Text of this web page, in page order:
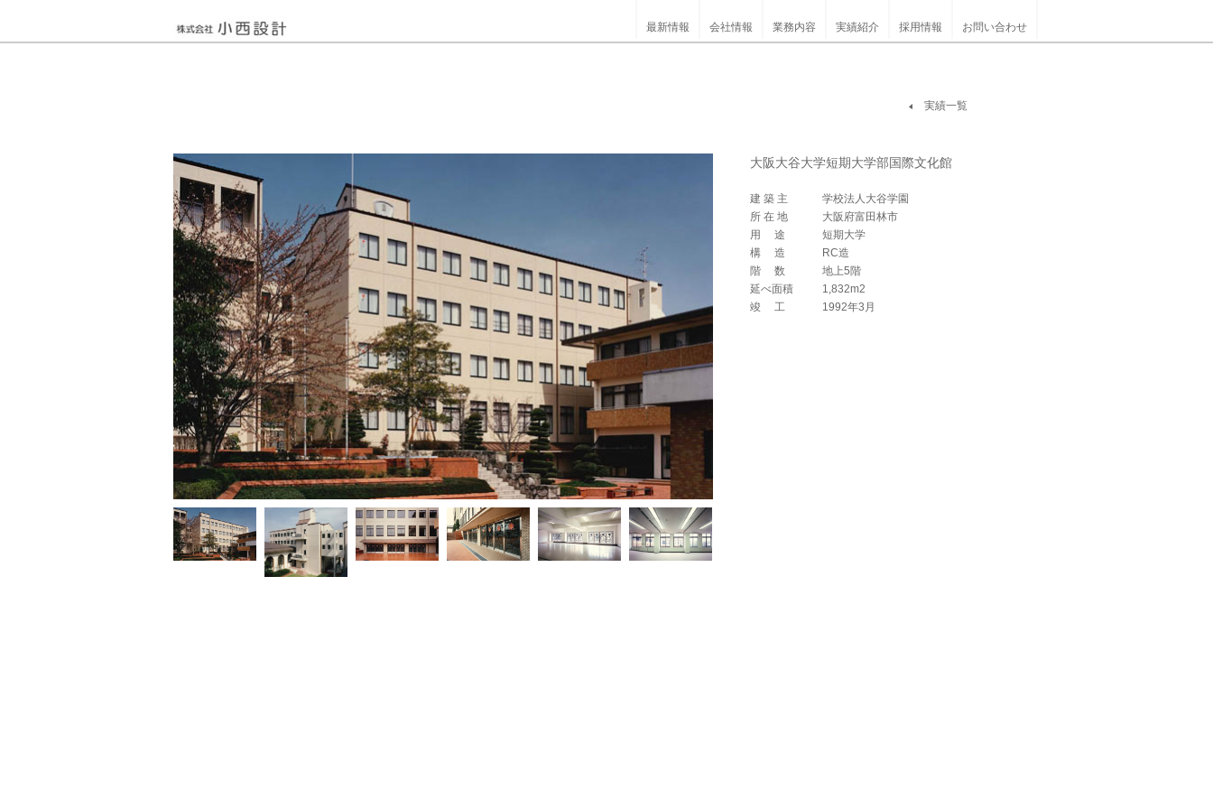
最新情報 会社情報 業務内容 実績紹介 採用情報 お問い合わせ
実績一覧
大阪大谷大学短期大学部国際文化館
建 築 主
学校法人大谷学園
所 在 地
大阪府富田林市
用 途
短期大学
構 造
RC造
階 数
地上5階
延べ面積
1,832m2
竣 工
1992年3月